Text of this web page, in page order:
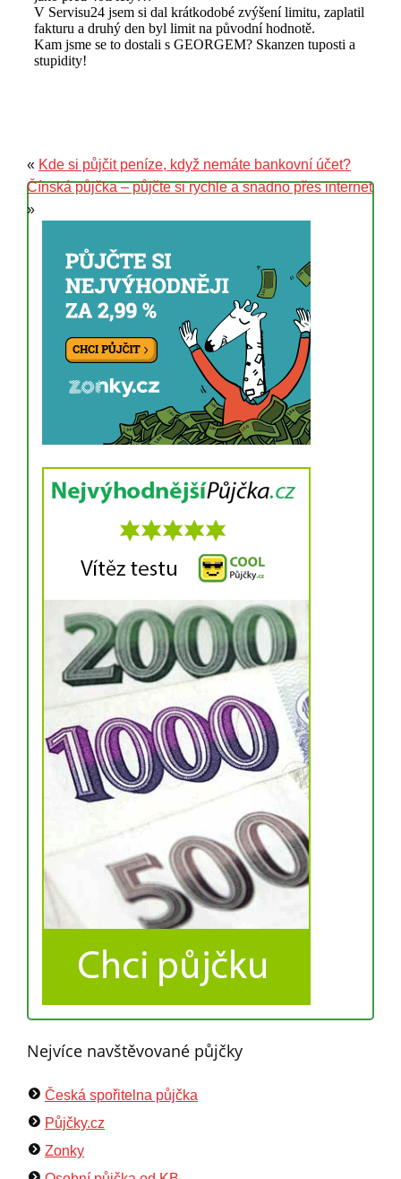
« Kde si půjčit peníze, když nemáte bankovní účet?
Čínská půjčka – půjčte si rychle a snadno přes internet
»
Nejvíce navštěvované půjčky
Česká spořitelna půjčka
Půjčky.cz
Zonky